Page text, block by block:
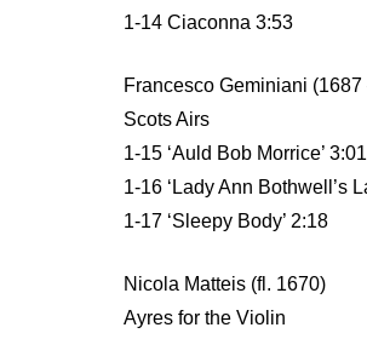
1-14 Ciaconna 3:53
Francesco Geminiani (1687
Scots Airs
1-15 ‘Auld Bob Morrice’ 3:01
1-16 ‘Lady Ann Bothwell’s
1-17 ‘Sleepy Body’ 2:18
Nicola Matteis (fl. 1670)
Ayres for the Violin